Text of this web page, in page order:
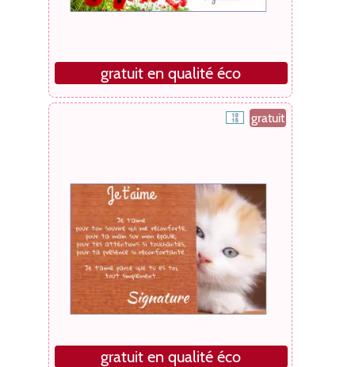
gratuit en qualité éco
gratuit
gratuit en qualité éco